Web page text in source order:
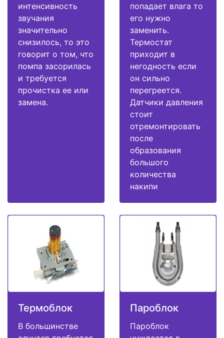
интенсивность
звучания
значительно
снизилось, то это
говорит о том, что
помпа засорилась
и требуется
прочистка ее или
замена.
попадает влага то
его нужно
заменить.
Термостат
приходит в
негодность если
он сильно
перегреется.
Датчики давления
стоит
отремонтировать
после
образования
большого
количества
накипи
Термоблок
В большинстве
Пароблок
Пароблок